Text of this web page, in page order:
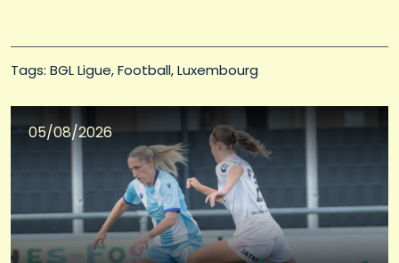
Tags: BGL Ligue Football Luxembourg
05/08/2026